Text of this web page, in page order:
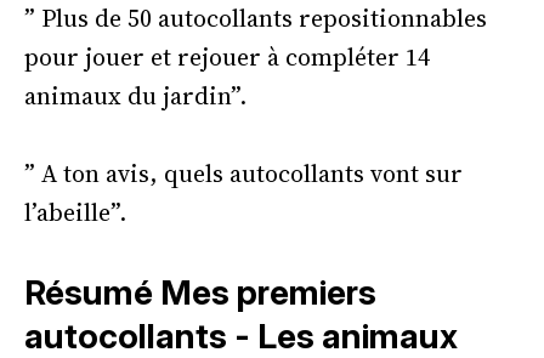
” Plus de 50 autocollants repositionnables
pour jouer et rejouer à compléter 14
animaux du jardin”.
” A ton avis, quels autocollants vont sur
l’abeille”.
Résumé Mes premiers
autocollants - Les animaux